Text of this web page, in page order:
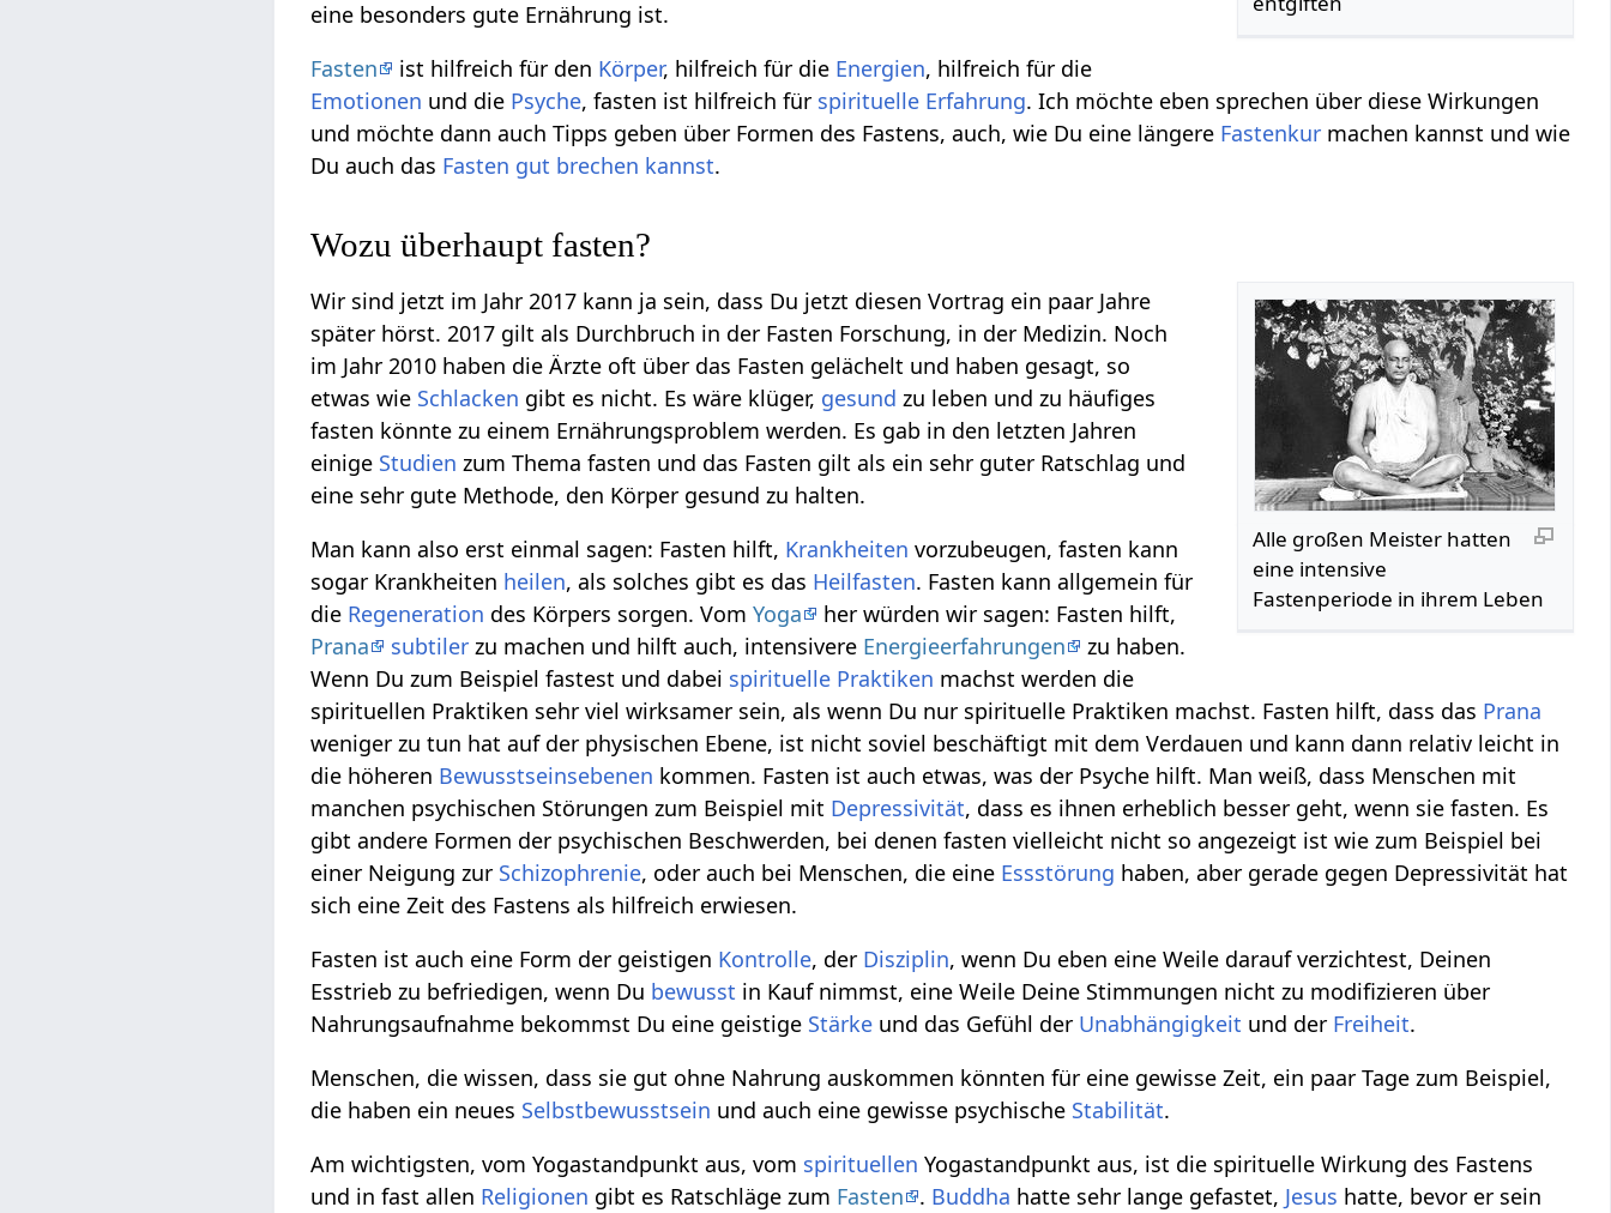
eine besonders gute Ernährung ist.
Fasten
ist hilfreich für den Körper, hilfreich für die Energien, hilfreich für die
Emotionen und die Psyche, fasten ist hilfreich für spirituelle Erfahrung. Ich möchte eben sprechen über diese Wirkungen
und möchte dann auch Tipps geben über Formen des Fastens, auch, wie Du eine längere Fastenkur machen kannst und wie
Du auch das Fasten gut brechen kannst.
Wozu überhaupt fasten?
Alle großen Meister hatten
eine intensive
Fastenperiode in ihrem Leben
Wir sind jetzt im Jahr 2017 kann ja sein, dass Du jetzt diesen Vortrag ein paar Jahre
später hörst. 2017 gilt als Durchbruch in der Fasten Forschung, in der Medizin. Noch
im Jahr 2010 haben die Ärzte oft über das Fasten gelächelt und haben gesagt, so
etwas wie Schlacken gibt es nicht. Es wäre klüger, gesund zu leben und zu häufiges
fasten könnte zu einem Ernährungsproblem werden. Es gab in den letzten Jahren
einige Studien zum Thema fasten und das Fasten gilt als ein sehr guter Ratschlag und
eine sehr gute Methode, den Körper gesund zu halten.
Man kann also erst einmal sagen: Fasten hilft, Krankheiten vorzubeugen, fasten kann
sogar Krankheiten heilen, als solches gibt es das Heilfasten. Fasten kann allgemein für
die Regeneration des Körpers sorgen. VomYoga
her würden wir sagen: Fasten hilft,
Prana
subtiler zu machen und hilft auch, intensivere Energieerfahrungen
zu haben.
Wenn Du zum Beispiel fastest und dabei spirituelle Praktiken machst werden die
spirituellen Praktiken sehr viel wirksamer sein, als wenn Du nur spirituelle Praktiken machst. Fasten hilft, dass das Prana
weniger zu tun hat auf der physischen Ebene, ist nicht soviel beschäftigt mit dem Verdauen und kann dann relativ leicht in
die höheren Bewusstseinsebenen kommen. Fasten ist auch etwas, was der Psyche hilft. Man weiß, dass Menschen mit
manchen psychischen Störungen zum Beispiel mit Depressivität, dass es ihnen erheblich besser geht, wenn sie fasten. Es
gibt andere Formen der psychischen Beschwerden, bei denen fasten vielleicht nicht so angezeigt ist wie zum Beispiel bei
einer Neigung zur Schizophrenie, oder auch bei Menschen, die eine Essstörung haben, aber gerade gegen Depressivität hat
sich eine Zeit des Fastens als hilfreich erwiesen.
Fasten ist auch eine Form der geistigen Kontrolle, der Disziplin, wenn Du eben eine Weile darauf verzichtest, Deinen
Esstrieb zu befriedigen, wenn Du bewusst in Kauf nimmst, eine Weile Deine Stimmungen nicht zu modifizieren über
Nahrungsaufnahme bekommst Du eine geistige Stärke und das Gefühl der Unabhängigkeit und der Freiheit.
Menschen, die wissen, dass sie gut ohne Nahrung auskommen könnten für eine gewisse Zeit, ein paar Tage zum Beispiel,
die haben ein neues Selbstbewusstsein und auch eine gewisse psychische Stabilität.
Am wichtigsten, vom Yogastandpunkt aus, vom spirituellen Yogastandpunkt aus, ist die spirituelle Wirkung des Fastens
und in fast allen Religionen gibt es Ratschläge zum Fasten . Buddha hatte sehr lange gefastet, Jesus hatte, bevor er sein